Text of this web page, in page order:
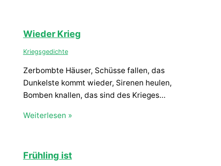
Wieder Krieg
Kriegsgedichte
Zerbombte Häuser, Schüsse fallen, das
Dunkelste kommt wieder, Sirenen heulen,
Bomben knallen, das sind des Krieges…
Weiterlesen »
Frühling ist